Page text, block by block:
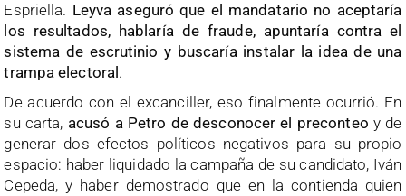
Espriella. Leyva aseguró que el mandatario no aceptaría
los resultados, hablaría de fraude, apuntaría contra el
sistema de escrutinio y buscaría instalar la idea de una
trampa electoral .
De acuerdo con el excanciller, eso finalmente ocurrió. En
su carta, acusó a Petro de desconocer el preconteo y de
generar dos efectos políticos negativos para su propio
espacio: haber liquidado la campaña de su candidato, Iván
Cepeda, y haber demostrado que en la contienda quien